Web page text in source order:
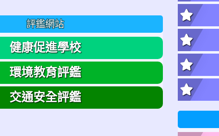
評鑑網站
健康促進學校
環境教育評鑑
交通安全評鑑